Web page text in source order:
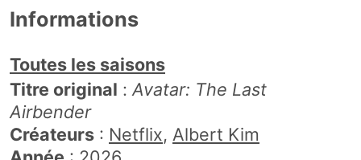
Informations
Toutes les saisons
Titre original : Avatar: The Last
Airbender
Créateurs : Netflix Albert Kim